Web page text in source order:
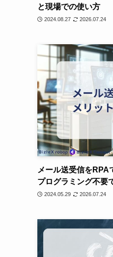
と現場での使い方
2024.08.27 2026.07.24
メール送受信をRPA
プログラミング不要
2024.05.29 2026.07.24